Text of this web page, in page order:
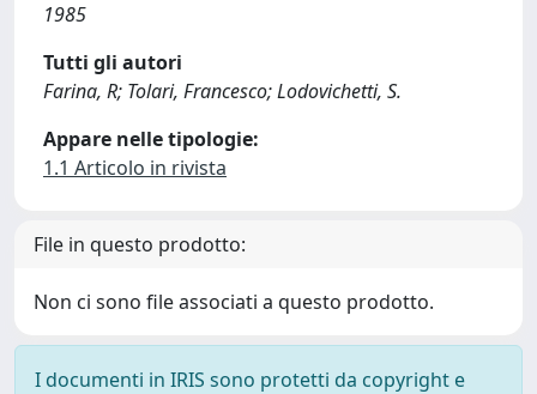
1985
Tutti gli autori
Farina, R; Tolari, Francesco; Lodovichetti, S.
Appare nelle tipologie:
1.1 Articolo in rivista
File in questo prodotto:
Non ci sono file associati a questo prodotto.
I documenti in IRIS sono protetti da copyright e